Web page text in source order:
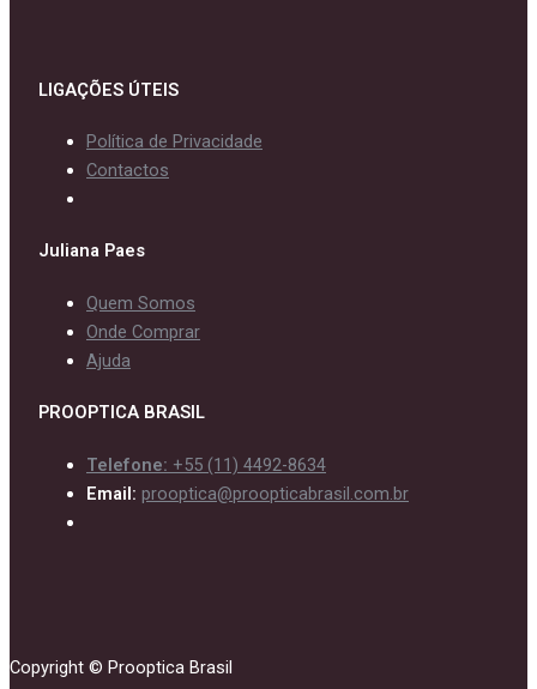
LIGAÇÕES ÚTEIS
Política de Privacidade
Contactos
Juliana Paes
Quem Somos
Onde Comprar
Ajuda
PROOPTICA BRASIL
Telefone: +55 (11) 4492-8634
Email: prooptica@proopticabrasil.com.br
Copyright © Prooptica Brasil